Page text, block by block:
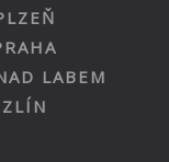
LABEM
ZLÍN